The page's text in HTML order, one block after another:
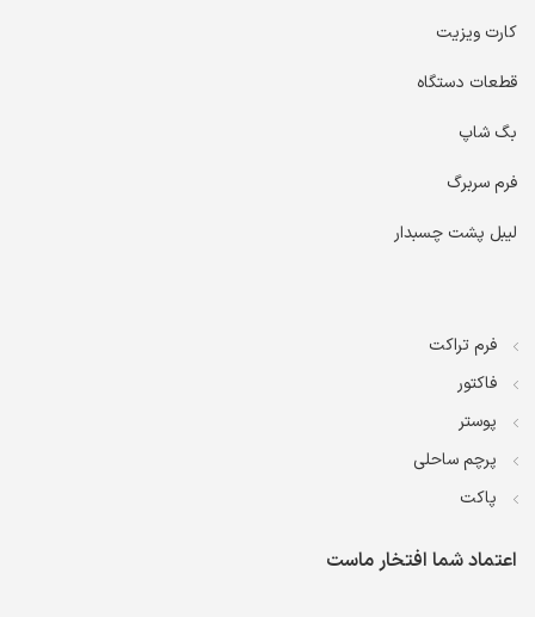
کارت ویزیت
قطعات دستگاه
بگ شاپ
فرم سربرگ
لیبل پشت چسبدار
فرم تراکت
فاکتور
پوستر
پرچم ساحلی
پاکت
اعتماد شما افتخار ماست